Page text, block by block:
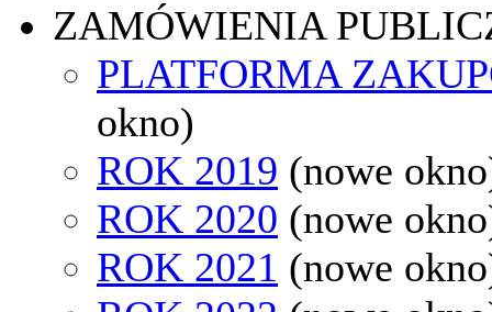
ZAMÓWIENIA
PLATFORMA
okno)
ROK 2019 (nowe
ROK 2020 (nowe
ROK 2021 (nowe